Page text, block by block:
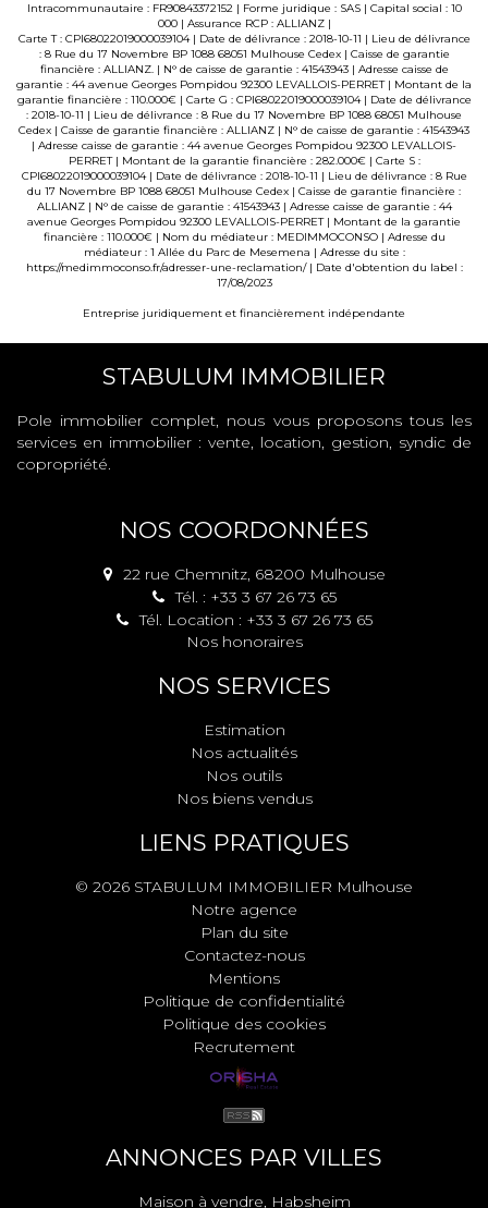
Intracommunautaire : FR90843372152 | Forme juridique : SAS | Capital social : 10
000 | Assurance RCP : ALLIANZ |
Carte T : CPI68022019000039104 | Date de délivrance : 2018-10-11 | Lieu de délivrance
: 8 Rue du 17 Novembre BP 1088 68051 Mulhouse Cedex | Caisse de garantie
financière : ALLIANZ. | N° de caisse de garantie : 41543943 | Adresse caisse de
garantie : 44 avenue Georges Pompidou 92300 LEVALLOIS-PERRET | Montant de la
garantie financière : 110.000€ | Carte G : CPI68022019000039104 | Date de délivrance
: 2018-10-11 | Lieu de délivrance : 8 Rue du 17 Novembre BP 1088 68051 Mulhouse
Cedex | Caisse de garantie financière : ALLIANZ | N° de caisse de garantie : 41543943
| Adresse caisse de garantie : 44 avenue Georges Pompidou 92300 LEVALLOIS-
PERRET | Montant de la garantie financière : 282.000€ | Carte S :
CPI68022019000039104 | Date de délivrance : 2018-10-11 | Lieu de délivrance : 8 Rue
du 17 Novembre BP 1088 68051 Mulhouse Cedex | Caisse de garantie financière :
ALLIANZ | N° de caisse de garantie : 41543943 | Adresse caisse de garantie : 44
avenue Georges Pompidou 92300 LEVALLOIS-PERRET | Montant de la garantie
financière : 110.000€ | Nom du médiateur : MEDIMMOCONSO | Adresse du
médiateur : 1 Allée du Parc de Mesemena | Adresse du site :
https://medimmoconso.fr/adresser-une-reclamation/| Date d'obtention du label :
17/08/2023
Entreprise juridiquement et financièrement indépendante
STABULUM IMMOBILIER
Pole immobilier complet, nous vous proposons tous les
services en immobilier : vente, location, gestion, syndic de
copropriété.
NOS COORDONNÉES
22 rue Chemnitz, 68200 Mulhouse
Tél. : +33 3 67 26 73 65
Tél. Location : +33 3 67 26 73 65
Nos honoraires
NOS SERVICES
Estimation
Nos actualités
Nos outils
Nos biens vendus
LIENS PRATIQUES
© 2026 STABULUM IMMOBILIER Mulhouse
Notre agence
Plan du site
Contactez-nous
Mentions
Politique de confidentialité
Politique des cookies
Recrutement
ANNONCES PAR VILLES
Maison à vendre, Habsheim